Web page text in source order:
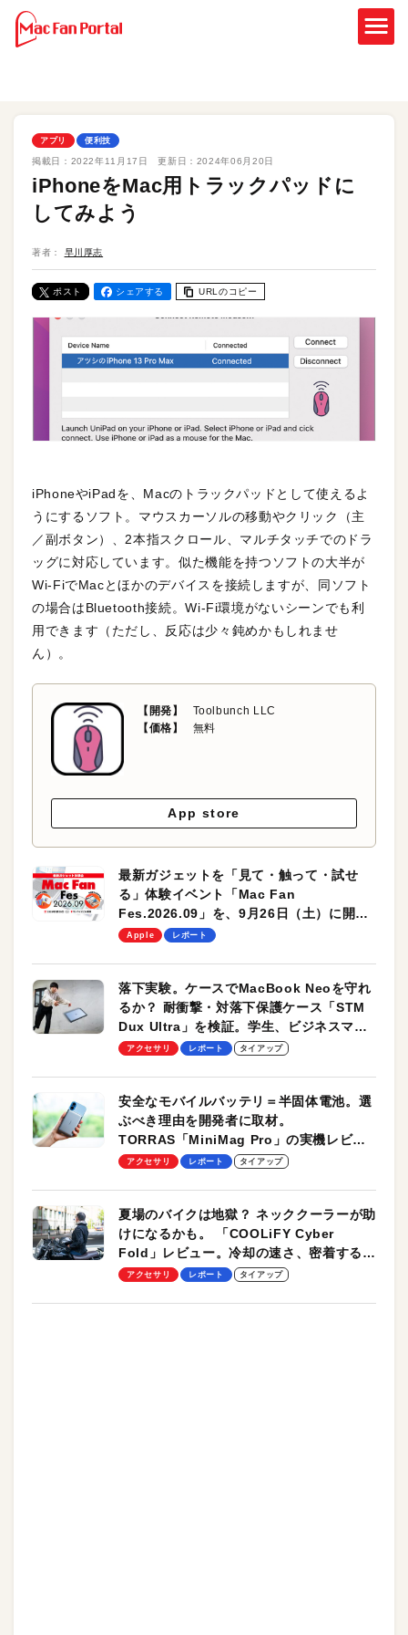
アプリ 便利技
掲載日： 2022年11月17日 更新日： 2024年06月20日
iPhoneをMac用トラックパッドに
してみよう
著者： 早川厚志
ポスト シェアする URLのコピー
iPhoneやiPadを、Macのトラックパッドとして使えるよ
うにするソフト。マウスカーソルの移動やクリック（主
／副ボタン）、2本指スクロール、マルチタッチでのドラ
ッグに対応しています。似た機能を持つソフトの大半が
Wi-FiでMacとほかのデバイスを接続しますが、同ソフト
の場合はBluetooth接続。Wi-Fi環境がないシーンでも利
用できます（ただし、反応は少々鈍めかもしれませ
ん）。
【開発】
Toolbunch LLC
【価格】
無料
App store
最新ガジェットを「見て・触って・試せ
る」体験イベント「Mac Fan
Fes.2026.09」を、9月26日（土）に開催
します！
Apple レポート
落下実験。ケースでMacBook Neoを守れ
るか？ 耐衝撃・対落下保護ケース「STM
Dux Ultra」を検証。学生、ビジネスマン
のモバイルユースに最適！
アクセサリ レポート タイアップ
安全なモバイルバッテリ＝半固体電池。選
ぶべき理由を開発者に取材。
TORRAS「MiniMag Pro」の実機レビュ
ーも
アクセサリ レポート タイアップ
夏場のバイクは地獄？ ネッククーラーが助
けになるかも。 「COOLiFY Cyber
Fold」レビュー。冷却の速さ、密着する冷
却プレート、シンプルな操作性がグッド！
アクセサリ レポート タイアップ